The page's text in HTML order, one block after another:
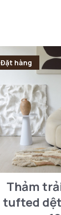
Đặt hàng
Thảm
tufted